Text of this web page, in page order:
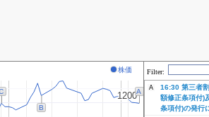
株価
1200
1200
B
A
Filter:
A
16:30 第三者
額修正条項付)
条項付)の発行